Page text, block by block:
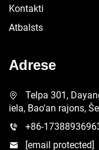
Kontakti
Atbalsts
Adrese
Telpa 301,
iela, Bao'an rajons,
+86-
[email protected]